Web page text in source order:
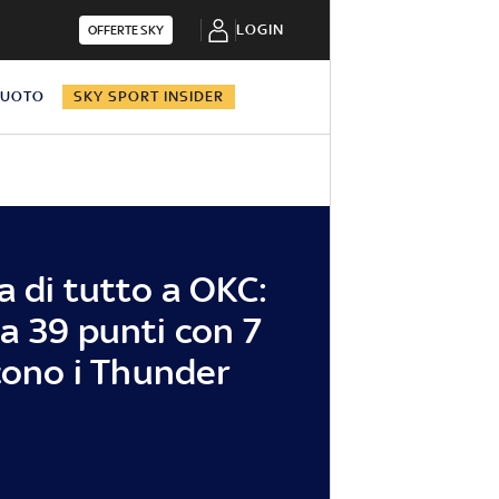
OFFERTE SKY LOGIN
SKY SPORT INSIDER
di tutto a OKC:
39 punti con 7
i Thunder